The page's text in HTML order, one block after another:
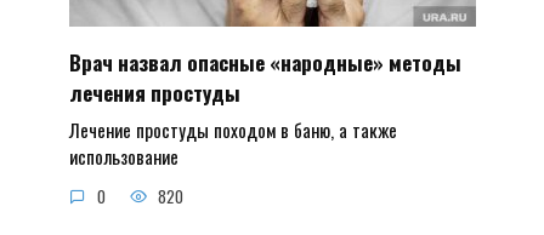
Врач назвал опасные «народные» методы
лечения простуды
Лечение простуды походом в баню, а также
использование
0 820